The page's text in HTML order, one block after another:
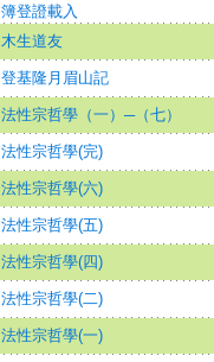
簿登證載入
木生道友
登基隆月眉山記
法性宗哲學（一）─（七）
法性宗哲學(完)
法性宗哲學(六)
法性宗哲學(五)
法性宗哲學(四)
法性宗哲學(二)
法性宗哲學(一)